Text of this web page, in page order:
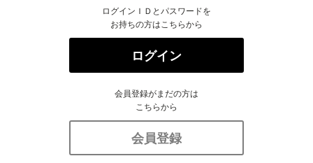
ログインＩＤとパスワードを
お持ちの方はこちらから
ログイン
会員登録がまだの方は
こちらから
会員登録